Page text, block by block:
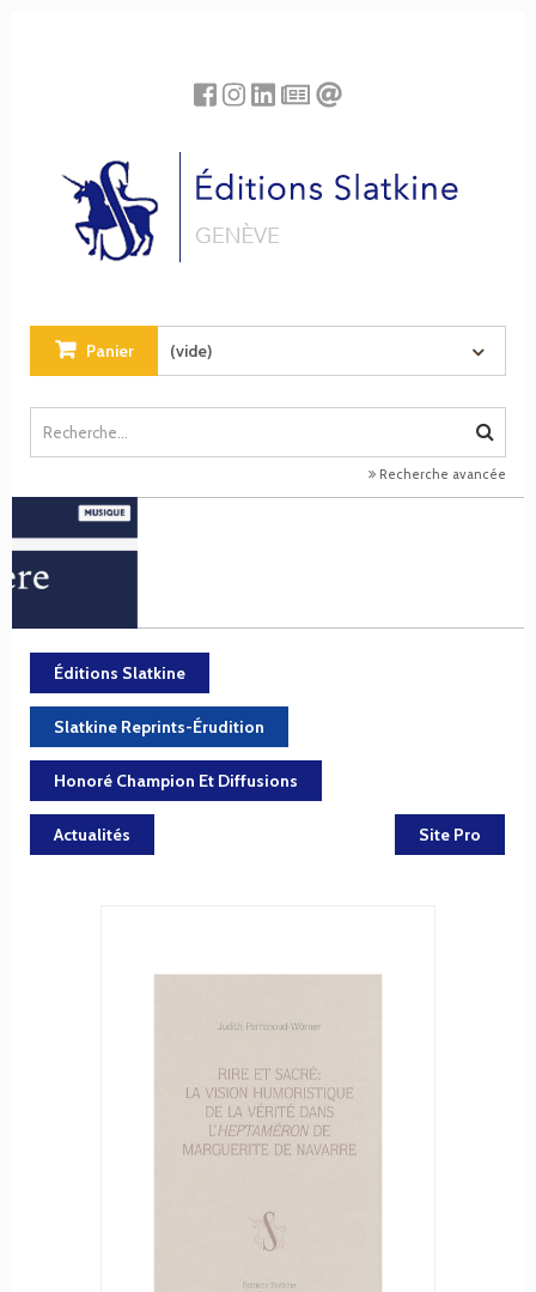
Panier (vide)
Recherche avancée
Éditions Slatkine
Slatkine Reprints-Érudition
Honoré Champion Et Diffusions
Actualités Site Pro